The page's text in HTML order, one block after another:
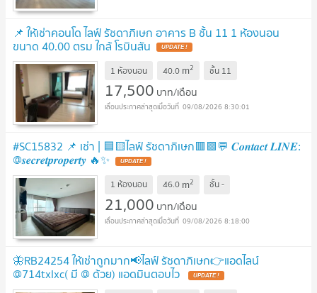
📌 ให้เช่าคอนโด ไลฟ์ รัชดาภิเษก อาคาร B ชั้น 11 1 ห้องนอน
ขนาด 40.00 ตรม ใกล้ โรบินสัน UPDATE !
1 ห้องนอน 40.0 m2 ชั้น 11
17,500 บาท/เดือน
09/08/2026 8:30:01
#SC15832 📌 เช่า | 🟦🟨ไลฟ์ รัชดาภิเษก🟥🟩💬 𝑪𝒐𝒏𝒕𝒂𝒄𝒕 𝑳𝑰𝑵𝑬:
@𝒔𝒆𝒄𝒓𝒆𝒕𝒑𝒓𝒐𝒑𝒆𝒓𝒕𝒚 🔥✨ UPDATE !
1 ห้องนอน 46.0 m2 ชั้น-
21,000 บาท/เดือน
09/08/2026 8:18:00
🦋RB24254 ให้เช่าถูกมาก📢ไลฟ์ รัชดาภิเษก👉แอดไลน์
@714txlxc( มี @ ด้วย) แอดมินตอบไว UPDATE !